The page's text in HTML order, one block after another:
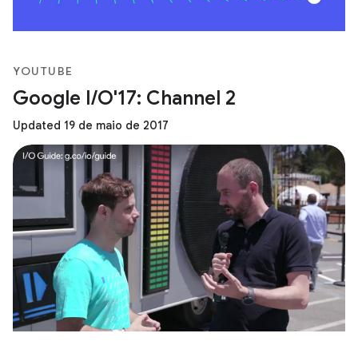
YOUTUBE
Google I/O'17: Channel 2
Updated 19 de maio de 2017